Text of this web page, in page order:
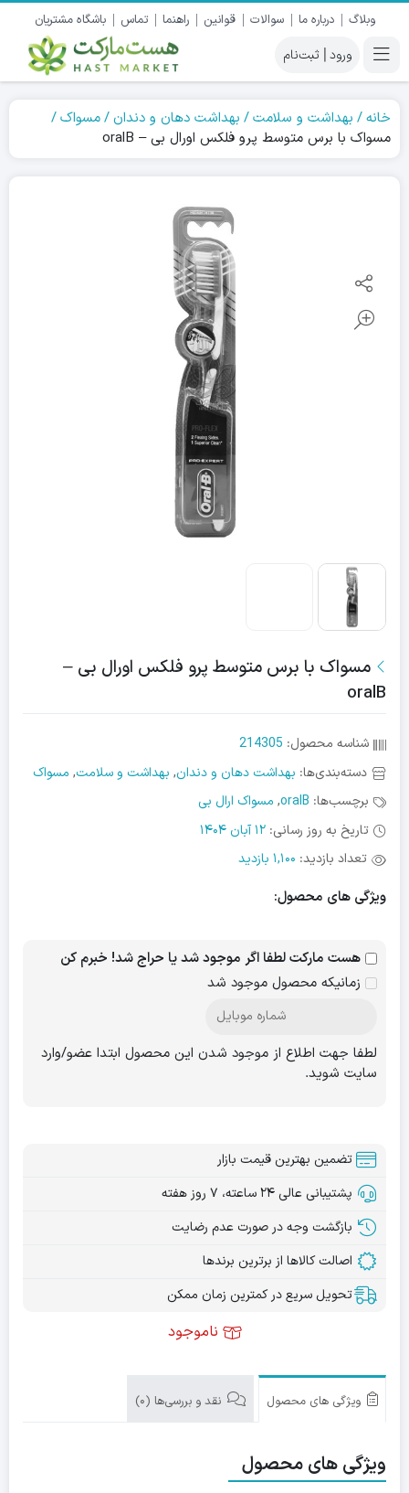
وبلاگ درباره ما سوالات قوانین راهنما تماس باشگاه مشتریان
|
خانه بهداشت و سلامت بهداشت دهان و دندان
مسواک
مسواک با برس متوسط پرو فلکس اورال بی – oralB
مسواک با برس متوسط پرو فلکس اورال بی –
oralB
شناسه محصول: 214305
دسته‌بندی‌ها: بهداشت دهان و دندان, بهداشت و سلامت, مسواک
برچسب‌ها: oralB
, مسواک ارال بی
تاریخ به روز رسانی: 12 آبان 1404
تعداد بازدید: 1,100 بازدید
ویژگی های محصول:
هست مارکت لطفا اگر موجود شد یا حراج شد! خبرم کن
زمانیکه محصول موجود شد
لطفا جهت اطلاع از موجود شدن این محصول ابتدا عضو/وارد
سایت شوید.
تضمین بهترین قیمت بازار
پشتیبانی عالی ۲۴ ساعته، ۷ روز هفته
بازگشت وجه در صورت عدم رضایت
اصالت کالاها از برترین برندها
تحویل سریع در کمترین زمان ممکن
ناموجود
ویژگی های محصول نقد و بررسی‌ها (0)
ویژگی های محصول